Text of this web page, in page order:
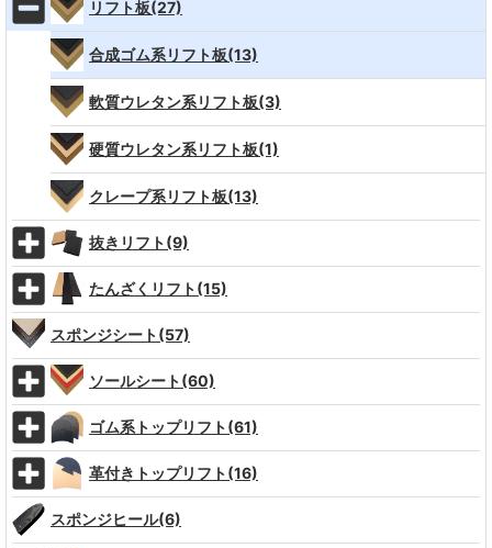
リフト板(27)
合成ゴム系リフト板(13)
軟質ウレタン系リフト板(3)
硬質ウレタン系リフト板(1)
クレープ系リフト板(13)
抜きリフト(9)
たんざくリフト(15)
スポンジシート(57)
ソールシート(60)
ゴム系トップリフト(61)
革付きトップリフト(16)
スポンジヒール(6)